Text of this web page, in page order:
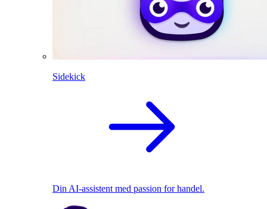
Sidekick
Din AI-assistent med passion for handel.